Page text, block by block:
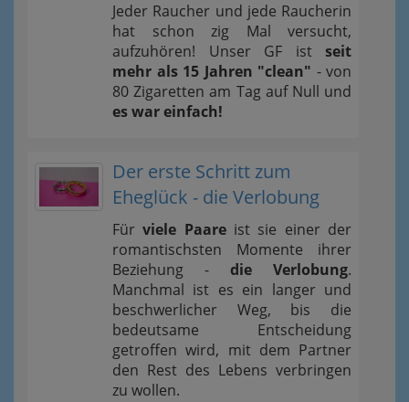
Jeder Raucher und jede Raucherin
hat schon zig Mal versucht,
aufzuhören! Unser GF ist seit
mehr als 15 Jahren "clean" - von
80 Zigaretten am Tag auf Null und
es war einfach!
Der erste Schritt zum
Eheglück - die Verlobung
Fürviele Paareist sie einer der
romantischsten Momente ihrer
Beziehung - die Verlobung.
Manchmal ist es ein langer und
beschwerlicher Weg, bis die
bedeutsame Entscheidung
getroffen wird, mit dem Partner
den Rest des Lebens verbringen
zu wollen.